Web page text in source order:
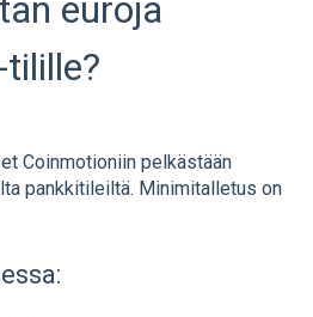
euroja
Coinmotioniin pelkästään
pankkitileiltä. Minimitalletus on